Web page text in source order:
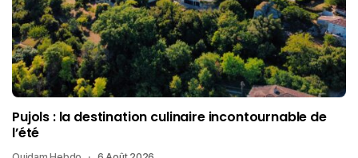
Pujols : la destination culinaire incontournable de
l’été